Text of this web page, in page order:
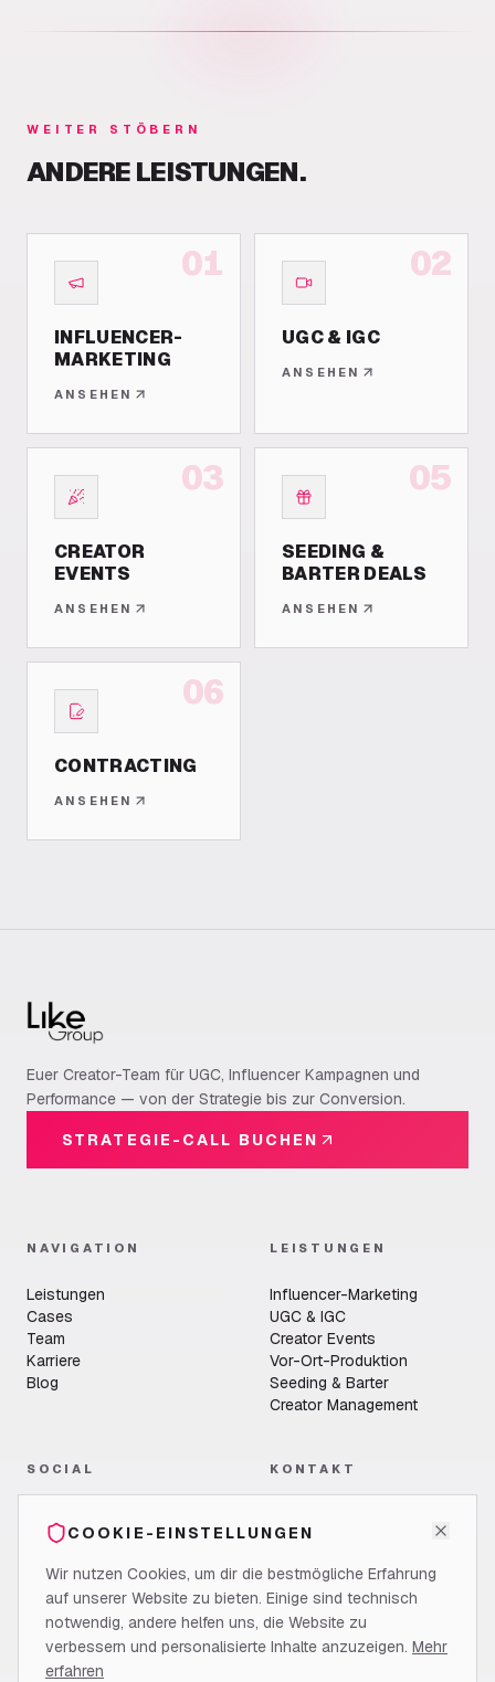
WEITER STÖBERN
ANDERE LEISTUNGEN.
01
INFLUENCER-
MARKETING
ANSEHEN
02
UGC & IGC
ANSEHEN
03
CREATOR
EVENTS
ANSEHEN
05
SEEDING &
BARTER DEALS
ANSEHEN
06
CONTRACTING
ANSEHEN
Euer Creator-Team für UGC, Influencer Kampagnen und
Performance — von der Strategie bis zur Conversion.
STRATEGIE-CALL BUCHEN
NAVIGATION
Leistungen
Cases
Team
Karriere
Blog
LEISTUNGEN
Influencer-Marketing
UGC & IGC
Creator Events
Vor-Ort-Produktion
Seeding & Barter
Creator Management
SOCIAL
likegroupagency
likegroup_
likegroup-gmbh
KONTAKT
Jakob-Latscha-Straße 3
marc@likegroup.de
COOKIE-EINSTELLUNGEN
Wir nutzen Cookies, um dir die bestmögliche Erfahrung
auf unserer Website zu bieten. Einige sind technisch
notwendig, andere helfen uns, die Website zu
verbessern und personalisierte Inhalte anzuzeigen. Mehr
erfahren